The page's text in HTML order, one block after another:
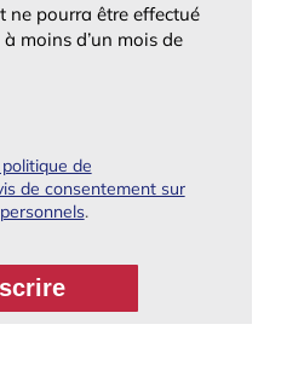
ne pourra être effectué
moins d’un mois de
de
de consentement sur
.